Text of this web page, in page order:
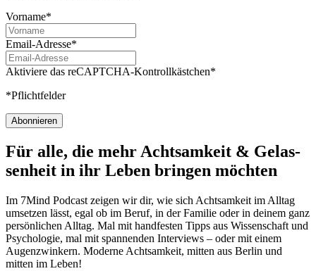
Vorname*
Email-Adresse*
Aktiviere das reCAPTCHA-Kontrollkästchen*
*Pflichtfelder
Abonnieren
Für alle, die mehr Acht­sam­keit & Gelas­
sen­heit in ihr Leben brin­gen möch­ten
Im 7Mind Pod­cast zeigen wir dir, wie sich Acht­sam­keit im Alltag
umset­zen lässt, egal ob im Beruf, in der Fami­lie oder in deinem ganz
per­sön­li­chen Alltag. Mal mit hand­fes­ten Tipps aus Wis­sen­schaft und
Psy­cho­lo­gie, mal mit spannenden Interviews – oder mit einem
Augen­zwin­kern. Moderne Acht­sam­keit, mitten aus Berlin und
mitten im Leben!